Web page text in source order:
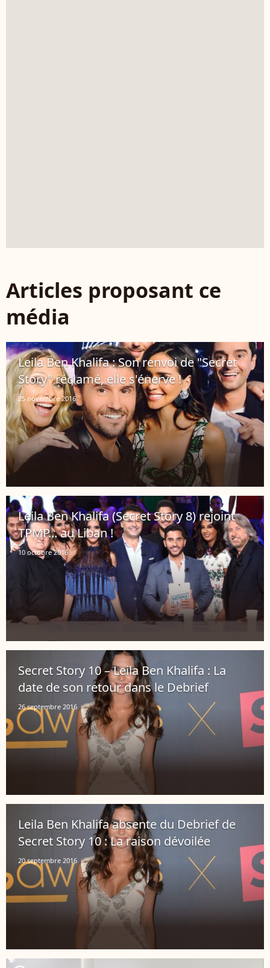
Articles proposant ce
média
Leila Ben Khalifa : Son renvoi de "Secret
Story" réclamé, elle s'énerve !
25 novembre 2016
Leila Ben Khalifa (Secret Story 8) rejoint
TPMP... au Liban !
10 octobre 2016
Secret Story 10 – Leila Ben Khalifa : La
date de son retour dans le Debrief
26 septembre 2016
Leila Ben Khalifa absente du Debrief de
Secret Story 10 : La raison dévoilée
20 septembre 2016